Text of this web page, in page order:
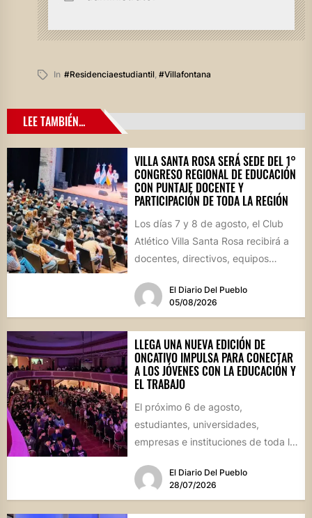
In #residenciaestudiantil, #villafontana
LEE TAMBIÉN...
VILLA SANTA ROSA SERÁ SEDE DEL 1°
CONGRESO REGIONAL DE EDUCACIÓN
CON PUNTAJE DOCENTE Y
PARTICIPACIÓN DE TODA LA REGIÓN
Los días 7 y 8 de agosto, el Club
Atlético Villa Santa Rosa recibirá a
docentes, directivos, equipos
El Diario Del Pueblo
05/08/2026
LLEGA UNA NUEVA EDICIÓN DE
ONCATIVO IMPULSA PARA CONECTAR
A LOS JÓVENES CON LA EDUCACIÓN Y
EL TRABAJO
El próximo 6 de agosto,
estudiantes, universidades,
empresas e instituciones de toda la
que...
El Diario Del Pueblo
28/07/2026